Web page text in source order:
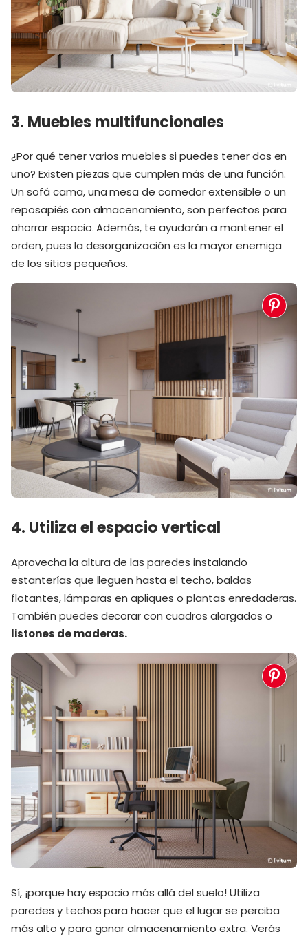
3. Muebles multifuncionales
¿Por qué tener varios muebles si puedes tener dos en
uno? Existen piezas que cumplen más de una función.
Un sofá cama, una mesa de comedor extensible o un
reposapiés con almacenamiento, son perfectos para
ahorrar espacio. Además, te ayudarán a mantener el
orden, pues la desorganización es la mayor enemiga
de los sitios pequeños.
4. Utiliza el espacio vertical
Aprovecha la altura de las paredes instalando
estanterías que lleguen hasta el techo, baldas
flotantes, lámparas en apliques o plantas enredaderas.
También puedes decorar con cuadros alargados o
listones de maderas.
Sí, ¡porque hay espacio más allá del suelo! Utiliza
paredes y techos para hacer que el lugar se perciba
más alto y para ganar almacenamiento extra. Verás